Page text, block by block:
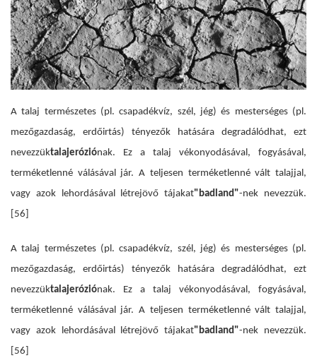
A talaj természetes (pl. csapadékvíz, szél, jég) és mesterséges (pl.
mezőgazdaság, erdőirtás) tényezők hatására degradálódhat, ezt
nevezzüktalajeróziónak. Ez a talaj vékonyodásával, fogyásával,
terméketlenné válásával jár. A teljesen terméketlenné vált talajjal,
vagy azok lehordásával létrejövő tájakat"badland"-nek nevezzük.
[56]
A talaj természetes (pl. csapadékvíz, szél, jég) és mesterséges (pl.
mezőgazdaság, erdőirtás) tényezők hatására degradálódhat, ezt
nevezzüktalajeróziónak. Ez a talaj vékonyodásával, fogyásával,
terméketlenné válásával jár. A teljesen terméketlenné vált talajjal,
vagy azok lehordásával létrejövő tájakat"badland"-nek nevezzük.
[56]